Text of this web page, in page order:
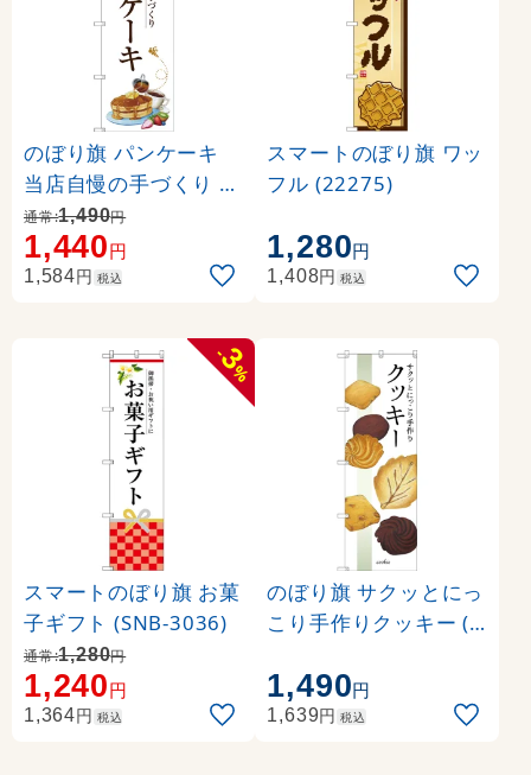
のぼり旗 パンケーキ
当店自慢の手づくり イ
ラスト (SNB-3080)
通常:1,490円
1,440円
1,584円 税込
スマートのぼり旗 ワッ
フル (22275)
1,280円
1,408円 税込
-
3
%
スマートのぼり旗 お菓
子ギフト (SNB-3036)
通常:1,280円
1,240円
1,364円 税込
のぼり旗 サクッとにっ
こり手作りクッキー (S
1,490円
1,639円 税込